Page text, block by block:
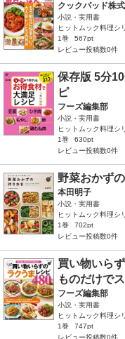
クックパッド株
小説・実用書
ヒットムック料理シ
1巻
567pt
レビュー投稿数0件
保存版 5分
ピ
フーズ編集部
小説・実用書
ヒットムック料理シ
1巻
630pt
レビュー投稿数0件
野菜おかず
本田明子
小説・実用書
ヒットムック料理シ
1巻
702pt
レビュー投稿数0件
買い物いら
ものだけで
フーズ編集部
小説・実用書
ヒットムック料理シ
1巻
747pt